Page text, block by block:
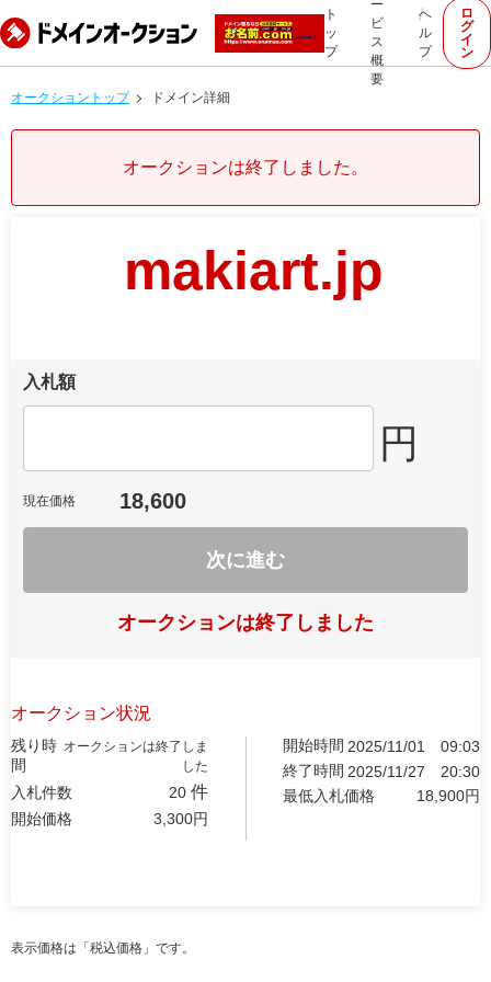
ト
ッ
プ
ー
ビ
ス
概
要
ヘ
ル
プ
ロ
グ
イ
ン
オークショントップ ドメイン詳細
オークションは終了しました。
makiart.jp
入札額
円
現在価格 18,600
次に進む
オークションは終了しました
オークション状況
残り時
間
オークションは終了しま
した
入札件数 20 件
開始価格 3,300円
開始時間 2025/11/01
09:03
終了時間 2025/11/27
20:30
最低入札価格
18,900円
表示価格は「税込価格」です。